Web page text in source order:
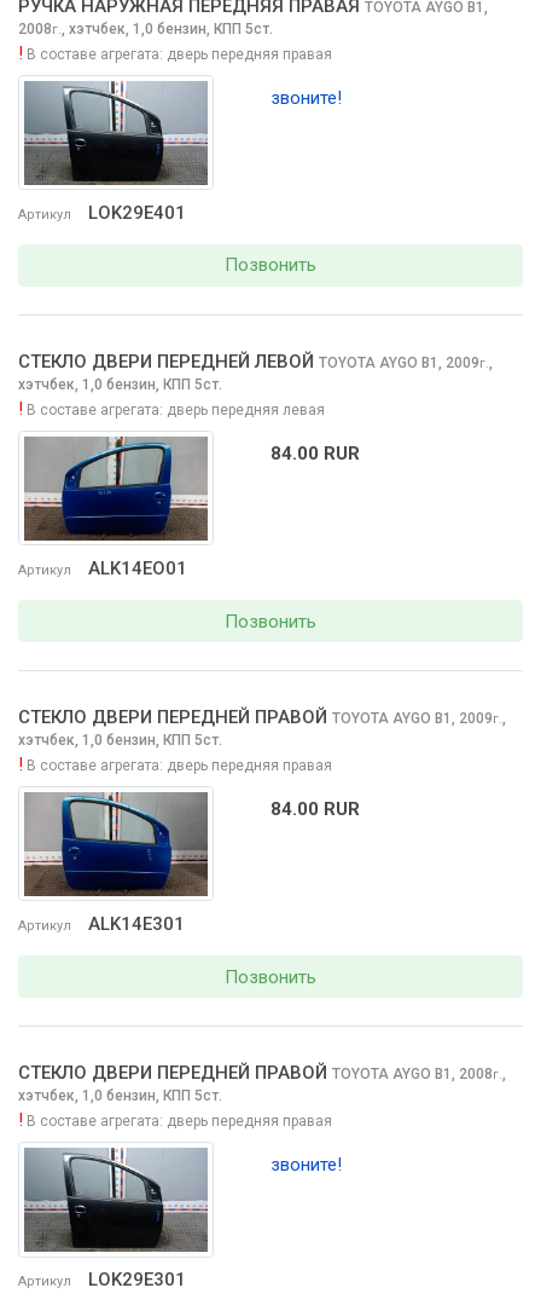
Артикул LOK29E401
РУЧКА НАРУЖНАЯ ПЕРЕДНЯЯ ПРАВАЯ TOYOTA AYGO B1,
2008г. хэтчбек, 1,0 бензин, КПП 5ст.
! В составе агрегата: дверь передняя правая
звоните!
Позвонить
Артикул ALK14EO01
СТЕКЛО ДВЕРИ ПЕРЕДНЕЙ ЛЕВОЙ TOYOTA AYGO B1, 2009г.
хэтчбек, 1,0 бензин, КПП 5ст.
! В составе агрегата: дверь передняя левая
84.00 RUR
Позвонить
Артикул ALK14E301
СТЕКЛО ДВЕРИ ПЕРЕДНЕЙ ПРАВОЙ TOYOTA AYGO B1, 2009г.
хэтчбек, 1,0 бензин, КПП 5ст.
! В составе агрегата: дверь передняя правая
84.00 RUR
Позвонить
Артикул LOK29E301
СТЕКЛО ДВЕРИ ПЕРЕДНЕЙ ПРАВОЙ TOYOTA AYGO B1, 2008г.
хэтчбек, 1,0 бензин, КПП 5ст.
! В составе агрегата: дверь передняя правая
звоните!